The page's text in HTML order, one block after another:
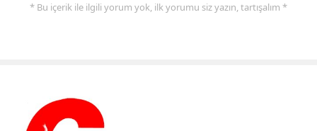
* Bu içerik ile ilgili yorum yok, ilk yorumu siz yazın, tartışalım *